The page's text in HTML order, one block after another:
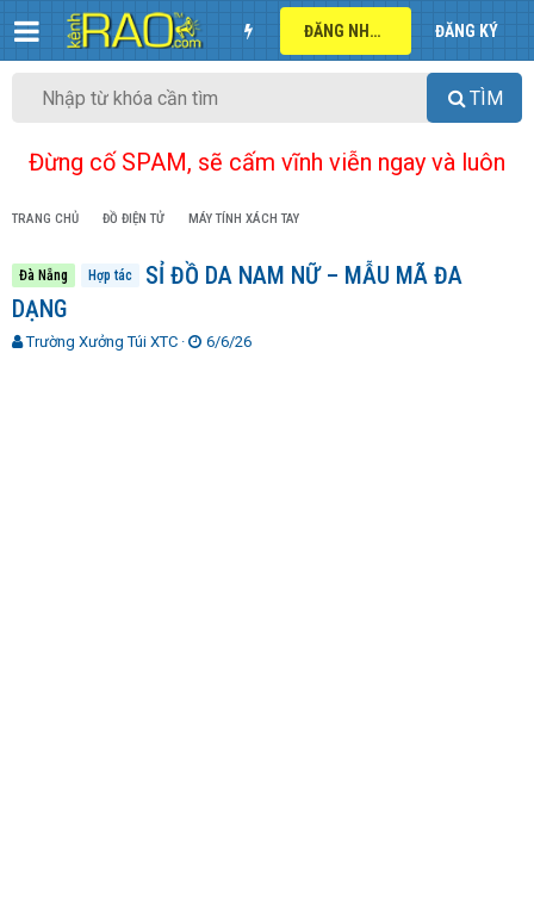
ĐĂNG NHẬP ĐĂNG KÝ
TÌM
Đừng cố SPAM, sẽ cấm vĩnh viễn ngay và luôn
TRANG CHỦ ĐỒ ĐIỆN TỬ MÁY TÍNH XÁCH TAY
Đà Nẵng Hợp tác
SỈ ĐỒ DA NAM NỮ – MẪU MÃ ĐA
DẠNG
T
Trường Xưởng Túi XTC
N
6/6/26